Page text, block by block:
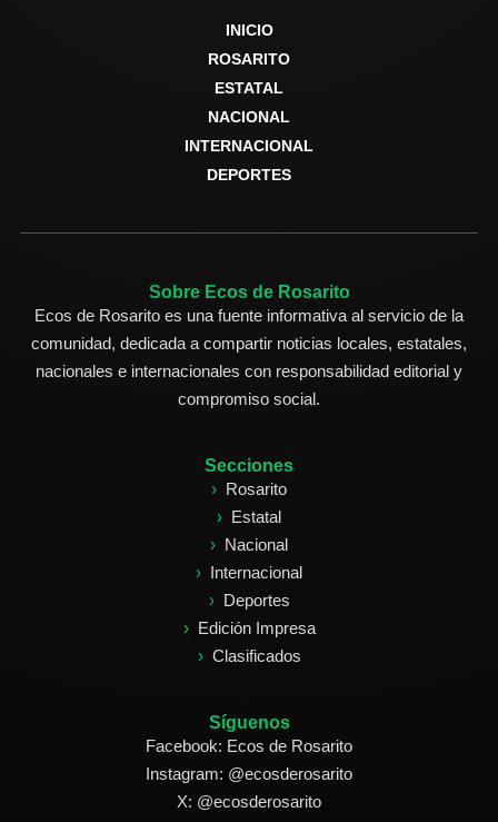
INICIO
ROSARITO
ESTATAL
NACIONAL
INTERNACIONAL
DEPORTES
Sobre Ecos de Rosarito
Ecos de Rosarito es una fuente informativa al servicio de la
comunidad, dedicada a compartir noticias locales, estatales,
nacionales e internacionales con responsabilidad editorial y
compromiso social.
Secciones
Rosarito
Estatal
Nacional
Internacional
Deportes
Edición Impresa
Clasificados
Síguenos
Facebook: Ecos de Rosarito
Instagram: @ecosderosarito
X: @ecosderosarito